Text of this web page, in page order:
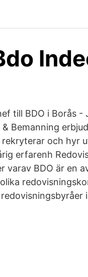
till BDO i Borås -
Bemanning
och hyr
erfarenh
BDO är en